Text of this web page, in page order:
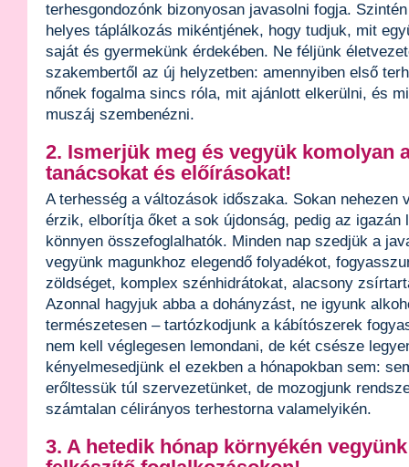
terhesgondozónk bizonyosan javasolni fogja.
helyes táplálkozás mikéntjének, hogy tudjuk, mit
saját és gyermekünk érdekében. Ne féljünk
szakembertől az új helyzetben: amennyiben első
nőnek fogalma sincs róla, mit ajánlott elkerülni, és
muszáj szembenézni.
2. Ismerjük meg és vegyük komolyan
tanácsokat és előírásokat!
A terhesség a változások időszaka. Sokan nehezen
érzik, elborítja őket a sok újdonság, pedig az igazán
könnyen összefoglalhatók. Minden nap szedjük a
vegyünk magunkhoz elegendő folyadékot,
zöldséget, komplex szénhidrátokat, alacsony
Azonnal hagyjuk abba a dohányzást, ne igyunk
természetesen – tartózkodjunk a kábítószerek
nem kell véglegesen lemondani, de két csésze
kényelmesedjünk el ezekben a hónapokban sem:
erőltessük túl szervezetünket, de mozogjunk
számtalan célirányos terhestorna valamelyikén.
3. A hetedik hónap környékén